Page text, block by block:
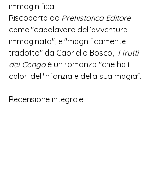
immaginifica.
Riscoperto da Prehistorica Editore
come "capolavoro dell’avventura
immaginata", e "magnificamente
tradotto" da Gabriella Bosco, I frutti
del Congo è un romanzo "che ha i
colori dell'infanzia e della sua magia".
Recensione integrale: